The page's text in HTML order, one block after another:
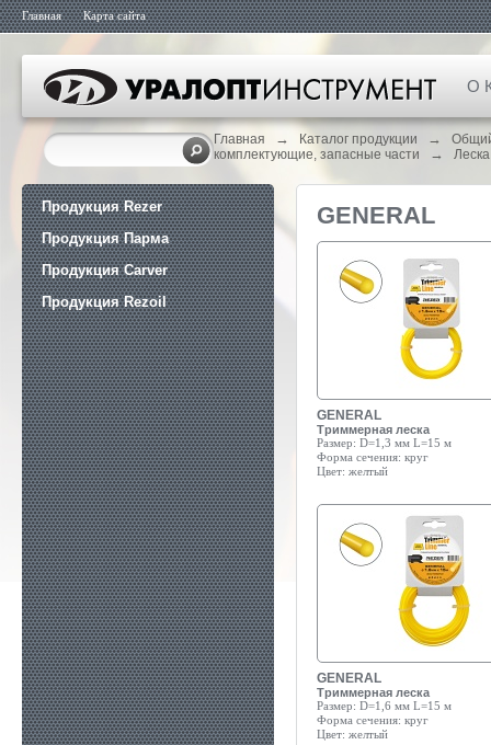
Главная Карта сайта
О
Главная → Каталог продукции →
комплектующие, запасные части
→
Продукция Rezer
Продукция Парма
Продукция Carver
Продукция Rezoil
GENERAL
GENERAL
Триммерная леска
Размер: D=1,3 мм L=15 м
Форма сечения: круг
Цвет: желтый
GENERAL
Триммерная леска
Размер: D=1,6 мм L=15 м
Форма сечения: круг
Цвет: желтый